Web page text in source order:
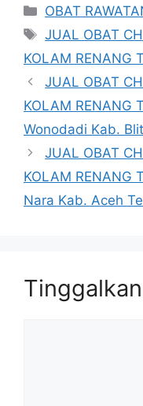
Kategori
OBAT
Tag
JUAL OBAT
KOLAM RENANG
JUAL OBAT
KOLAM RENANG
Wonodadi Kab.
JUAL OBAT
KOLAM RENANG
Nara Kab. Aceh